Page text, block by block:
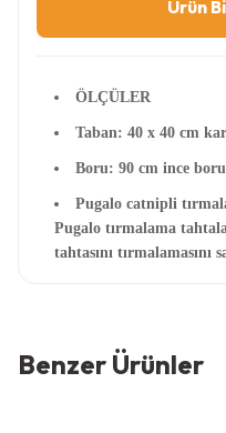
Ürün
ÖLÇÜLER
Taban: 40 x 40 cm
Boru: 90 cm ince
Pugalo catnipli
Pugalo tırmalama
tahtasını tırmalamasını
Ürün resmi kalitesiz,
Benzer Ürünler